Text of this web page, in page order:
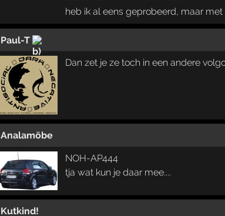
heb ik al eens geprobeerd, maar
Paul-T
Dan zet je ze toch in een andere
Analamöbe
NOH-AP444
tja wat kun je daar mee....
Kutkind!